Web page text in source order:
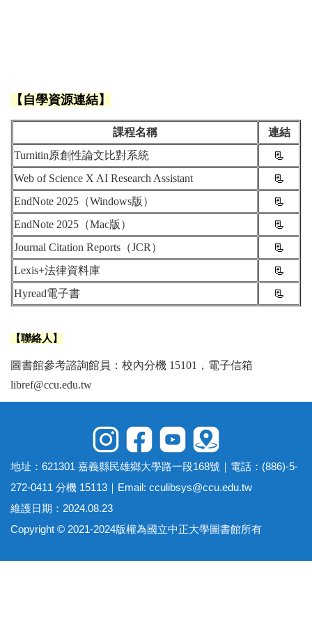
【自學資源連結】
課程名稱
連結
Turnitin原創性論文比對系統
📃
Web of Science X AI Research Assistant
📃
EndNote 2025（Windows版）
📃
EndNote 2025（Mac版）
📃
Journal Citation Reports（JCR）
📃
Lexis+法律資料庫
📃
Hyread電子書
📃
【聯絡人】
圖書館參考諮詢館員：校內分機 15101，電子信箱
libref@ccu.edu.tw
地址：621301 嘉義縣民雄鄉大學路一段168號｜電話：(886)-5-
272-0411 分機 15113｜Email: cculibsys@ccu.edu.tw
維護日期：2024.08.23
Copyright © 2021-2024版權為國立中正大學圖書館所有